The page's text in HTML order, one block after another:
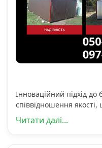
Інноваційний підхід
співвідношення якості,
Читати далі...